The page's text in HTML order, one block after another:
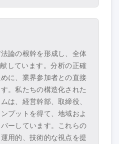
論の根幹を形成し、全体
しています。分析の正確
に、業界参加者との直接
。私たちの構造化された
は、経営幹部、取締役、
プットを得て、地域およ
ーしています。これらの
用的、技術的な視点を提